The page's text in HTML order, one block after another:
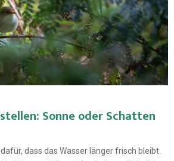
Sonne oder Schatten
dass das Wasser länger frisch bleibt.